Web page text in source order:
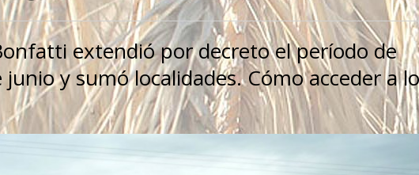
extendió por decreto el período de
y sumó localidades. Cómo acceder a